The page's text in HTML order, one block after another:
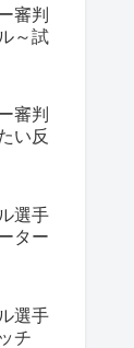
審判
～試
審判
い反
選手
ター
選手
チ